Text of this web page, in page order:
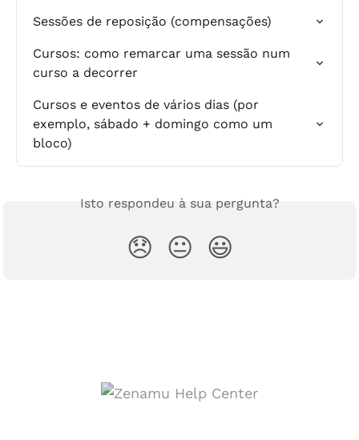
Sessões de reposição (compensações)
Cursos: como remarcar uma sessão num
curso a decorrer
Cursos e eventos de vários dias (por
exemplo, sábado + domingo como um
bloco)
Isto respondeu à sua pergunta?
😞 😐 😃